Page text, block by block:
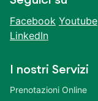
Facebook Youtube
LinkedIn
I nostri Servizi
Prenotazioni Online